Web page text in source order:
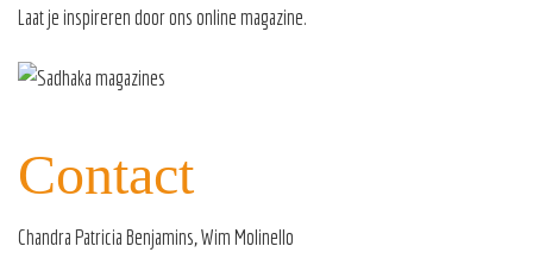
Laat je inspireren door ons online magazine.
Contact
Chandra Patricia Benjamins, Wim Molinello